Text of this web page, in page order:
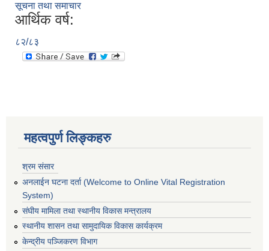
सूचना तथा समाचार
आर्थिक वर्ष:
८२/८३
महत्वपुर्ण लिङ्कहरु
श्रम संसार
अनलाईन घटना दर्ता (Welcome to Online Vital Registration
System)
संघीय मामिला तथा स्थानीय विकास मन्त्रालय
स्थानीय शासन तथा सामुदायिक विकास कार्यक्रम
केन्द्रीय पञ्जिकरण विभाग